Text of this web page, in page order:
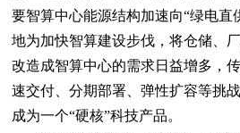
要智算中心能源结构加速向“绿电直
地为加快智算建设步伐，将仓储、
改造成智算中心的需求日益增多，
速交付、分期部署、弹性扩容等挑
成为一个“硬核”科技产品。